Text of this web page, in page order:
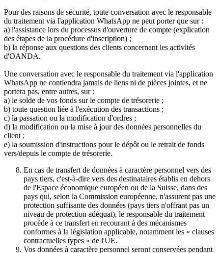
Pour des raisons de sécurité, toute conversation avec le responsable
du traitement via l'application WhatsApp ne peut porter que sur :
a) l'assistance lors du processus d'ouverture de compte (explication
des étapes de la procédure d'inscription) ;
b) la réponse aux questions des clients concernant les activités
d'OANDA.
Une conversation avec le responsable du traitement via l'application
WhatsApp ne contiendra jamais de liens ni de pièces jointes, et ne
portera pas, entre autres, sur :
a) le solde de vos fonds sur le compte de trésorerie ;
b) toute question liée à l'exécution des transactions ;
c) la passation ou la modification d'ordres ;
d) la modification ou la mise à jour des données personnelles du
client ;
e) la soumission d'instructions pour le dépôt ou le retrait de fonds
vers/depuis le compte de trésorerie.
En cas de transfert de données à caractère personnel vers des
pays tiers, c'est-à-dire vers des destinataires établis en dehors
de l'Espace économique européen ou de la Suisse, dans des
pays qui, selon la Commission européenne, n'assurent pas une
protection suffisante des données (pays tiers n'offrant pas un
niveau de protection adéquat), le responsable du traitement
procède à ce transfert en recourant à des mécanismes
conformes à la législation applicable, notamment les « clauses
contractuelles types » de l'UE.
Vos données à caractère personnel seront conservées pendant